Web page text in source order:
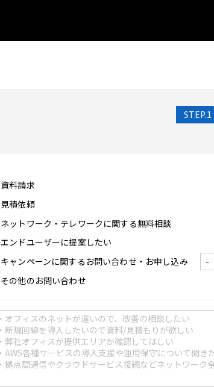
STEP.1
資料請求
見積依頼
ネットワーク・テレワークに関する無料相談
エンドユーザーに提案したい
キャンペーンに関するお問い合わせ・お申し込み
その他のお問い合わせ